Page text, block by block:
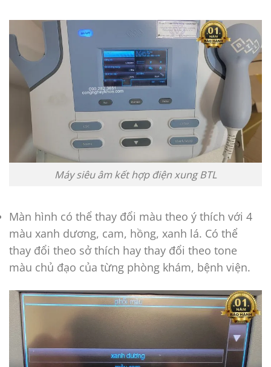
Máy siêu âm kết hợp điện xung BTL
Màn hình có thể thay đổi màu theo ý thích với 4
màu xanh dương, cam, hồng, xanh lá. Có thể
thay đổi theo sở thích hay thay đổi theo tone
màu chủ đạo của từng phòng khám, bệnh viện.